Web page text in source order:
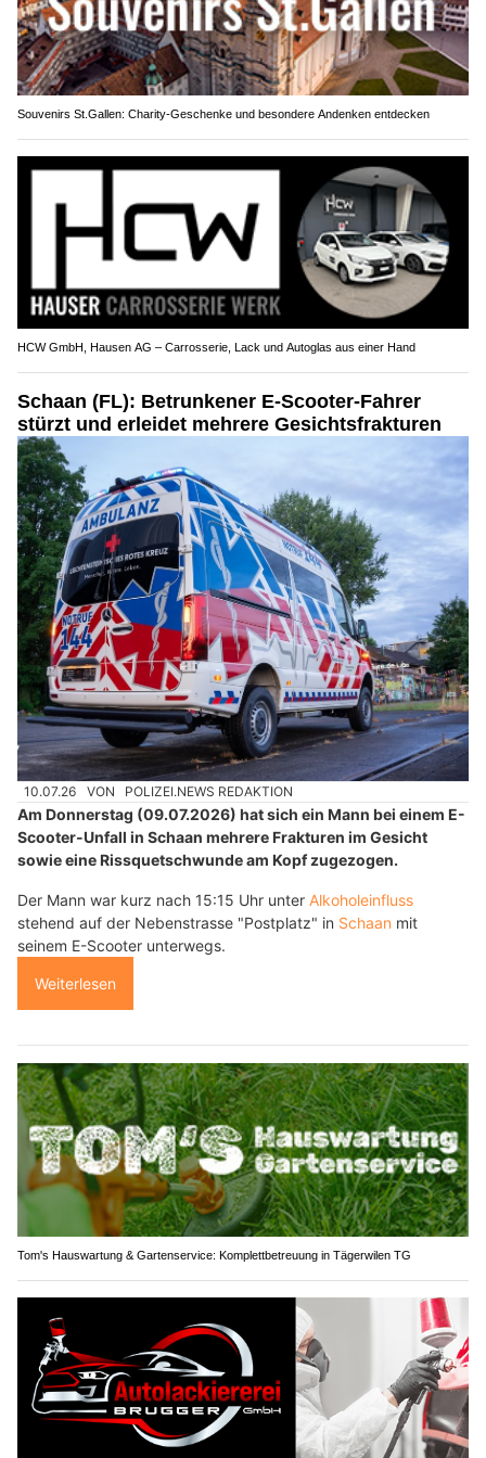
Souvenirs St.Gallen: Charity-Geschenke und besondere Andenken entdecken
HCW GmbH, Hausen AG – Carrosserie, Lack und Autoglas aus einer Hand
Schaan (FL): Betrunkener E-Scooter-Fahrer
stürzt und erleidet mehrere Gesichtsfrakturen
10.07.26 VON POLIZEI.NEWS REDAKTION
Am Donnerstag (09.07.2026) hat sich ein Mann bei einem E-
Scooter-Unfall in Schaan mehrere Frakturen im Gesicht
sowie eine Rissquetschwunde am Kopf zugezogen.
Der Mann war kurz nach 15:15 Uhr unter Alkoholeinfluss
stehend auf der Nebenstrasse "Postplatz" in Schaan mit
seinem E-Scooter unterwegs.
Weiterlesen
Tom's Hauswartung & Gartenservice: Komplettbetreuung in Tägerwilen TG